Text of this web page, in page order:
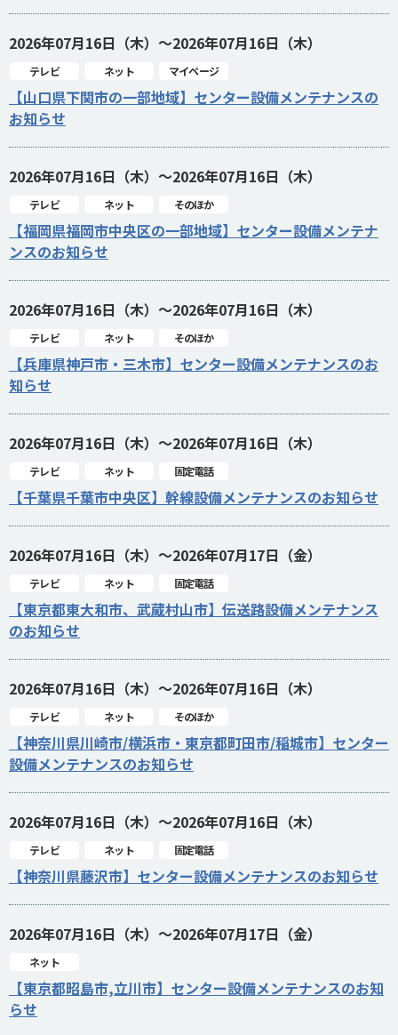
2026年07月16日（木）～2026年07月16日（木）
テレビ ネット マイページ
【山口県下関市の一部地域】センター設備メンテナンスの
お知らせ
2026年07月16日（木）～2026年07月16日（木）
テレビ ネット そのほか
【福岡県福岡市中央区の一部地域】センター設備メンテナ
ンスのお知らせ
2026年07月16日（木）～2026年07月16日（木）
テレビ ネット そのほか
【兵庫県神戸市・三木市】センター設備メンテナンスのお
知らせ
2026年07月16日（木）～2026年07月16日（木）
テレビ ネット 固定電話
【千葉県千葉市中央区】幹線設備メンテナンスのお知らせ
2026年07月16日（木）～2026年07月17日（金）
テレビ ネット 固定電話
【東京都東大和市、武蔵村山市】伝送路設備メンテナンス
のお知らせ
2026年07月16日（木）～2026年07月16日（木）
テレビ ネット そのほか
【神奈川県川崎市/横浜市・東京都町田市/稲城市】センター
設備メンテナンスのお知らせ
2026年07月16日（木）～2026年07月16日（木）
テレビ ネット 固定電話
【神奈川県藤沢市】センター設備メンテナンスのお知らせ
2026年07月16日（木）～2026年07月17日（金）
ネット
【東京都昭島市,立川市】センター設備メンテナンスのお知
らせ